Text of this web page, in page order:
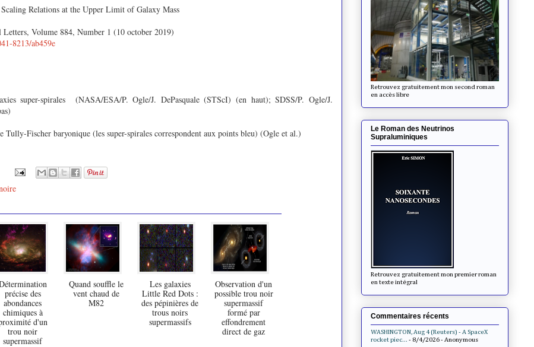
Relations at the Upper Limit of Galaxy Mass
Volume 884, Number 1 (10 october 2019)
8213/ab459e
super-spirales (NASA/ESA/P. Ogle/J. DePasquale (STScI) (en haut); SDSS/P. Ogle/J.
Tully-Fischer baryonique (les super-spirales correspondent aux points bleu) (Ogle et al.)
précise des
abondances
chimiques à
d'un
trou noir
supermassif
Quand souffle le
vent chaud de
M82
Les galaxies
Little Red Dots :
des pépinières de
trous noirs
supermassifs
Observation d'un
possible trou noir
supermassif
formé par
effondrement
direct de gaz
Retrouvez gratuitement mon second roman
en accès libre
Le Roman des Neutrinos
Supraluminiques
Retrouvez gratuitement mon premier roman
en texte intégral
Commentaires récents
WASHINGTON, Aug 4 (Reuters) - A SpaceX
rocket piec... - 8/4/2026- Anonymous